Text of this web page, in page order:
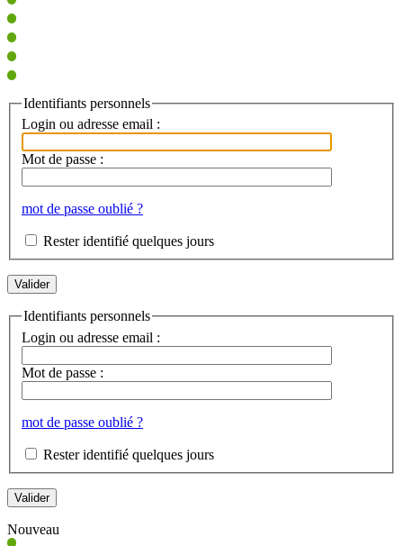
Identifiants personnels
Login ou adresse email :
Mot de passe :
mot de passe oublié ?
Rester identifié quelques jours
Identifiants personnels
Login ou adresse email :
Mot de passe :
mot de passe oublié ?
Rester identifié quelques jours
Nouveau